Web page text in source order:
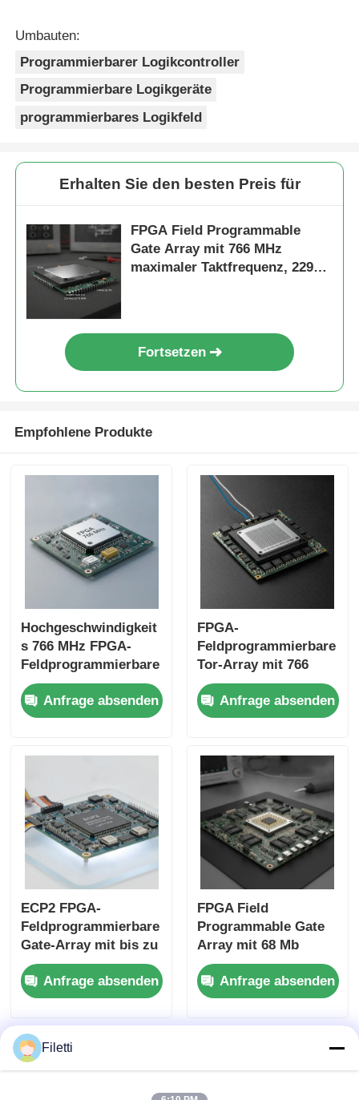
Umbauten:
Programmierbarer Logikcontroller
Programmierbare Logikgeräte
programmierbares Logikfeld
Erhalten Sie den besten Preis für
FPGA Field Programmable
Gate Array mit 766 MHz
maximaler Taktfrequenz, 229
Fortsetzen
Empfohlene Produkte
Hochgeschwindigkeit
s 766 MHz FPGA-
Feldprogrammierbare
Tor-Array mit 22uF-
Tantalkondensator
und 6 Mikrosekunden
Anfrage absenden
FPGA-
Feldprogrammierbare
Tor-Array mit 766
MHz Höchst-
Uhrfrequenz 229 Kbit
Verteilte RAM und 2-
Anfrage absenden
ECP2 FPGA-
Feldprogrammierbare
Gate-Array mit bis zu
68 Mb Block-RAM
und 6 Us-
Besiedlungszeit für
Systeme
Anfrage absenden
FPGA Field
Programmable Gate
Array mit 68 Mb
Block RAM für
Hochgeschwindigkeit
sbetrieb und
Anfrage absenden
Filetti